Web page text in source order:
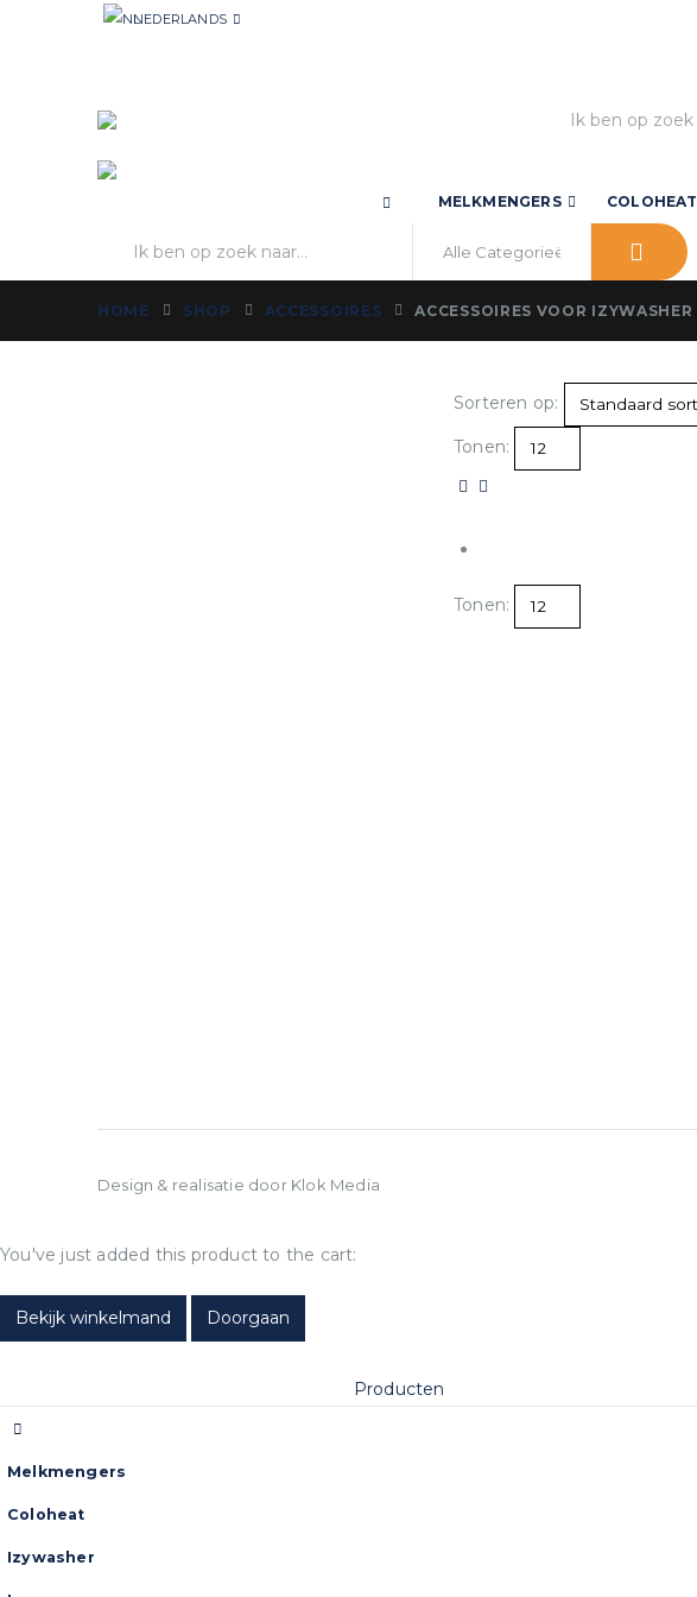
NEDERLANDS
MELKMENGERS COLOHEAT
HOME SHOP ACCESSOIRES ACCESSOIRES VOOR IZYWASHER
Sorteren op:
Tonen:
Tonen:
Design & realisatie door Klok Media
You've just added this product to the cart:
Bekijk winkelmand Doorgaan
Producten
Melkmengers
Coloheat
Izywasher